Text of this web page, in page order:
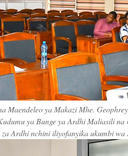
Maendeleo ya Makazi Mhe.
ya Bunge ya Ardhi Maliasili
Ardhi nchini iliyofanyika ukumbi wa